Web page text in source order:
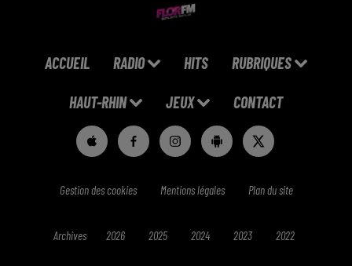
ACCUEIL RADIO HITS RUBRIQUES
HAUT-RHIN JEUX CONTACT
Gestion des cookies Mentions légales Plan du site
Archives 2026 2025 2024 2023 2022